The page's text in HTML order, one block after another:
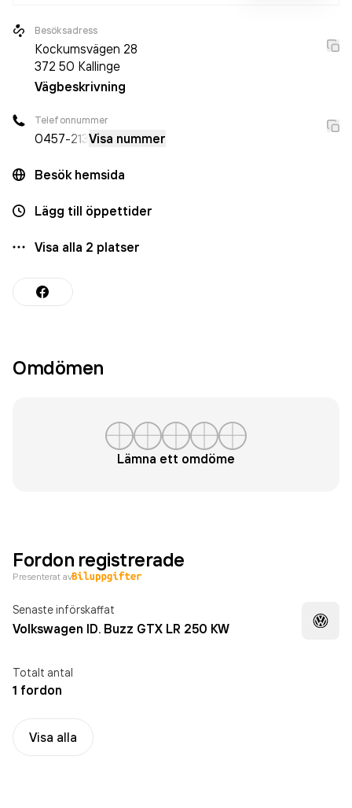
Besöksadress
Kockumsvägen 28
372 50 Kallinge
Vägbeskrivning
Telefonnummer
0457-213Visa nummer
Besök hemsida
Lägg till öppettider
Visa alla 2 platser
Omdömen
Lämna ett omdöme
Fordon registrerade
Presenterat av
Senaste införskaffat
Volkswagen ID. Buzz GTX LR 250 KW
Totalt antal
1 fordon
Visa alla